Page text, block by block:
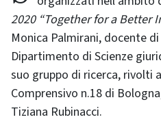
2020 “Together for a Better
Monica Palmirani, docente
Dipartimento di Scienze
suo gruppo di ricerca, rivolti
Comprensivo n.18 di
Tiziana Rubinacci.